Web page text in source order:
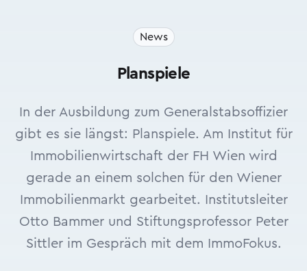
News
Planspiele
In der Ausbildung zum Generalstabsoffizier
gibt es sie längst: Planspiele. Am Institut für
Immobilienwirtschaft der FH Wien wird
gerade an einem solchen für den Wiener
Immobilienmarkt gearbeitet. Institutsleiter
Otto Bammer und Stiftungsprofessor Peter
Sittler im Gespräch mit dem ImmoFokus.